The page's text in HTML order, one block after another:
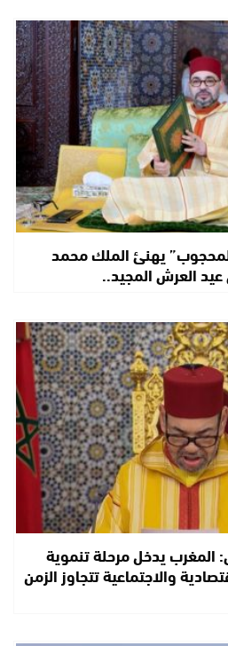
يهنئ الملك محمد
العرش المجيد..
يدخل مرحلة تنموية
والاجتماعية تتجاوز الزمن